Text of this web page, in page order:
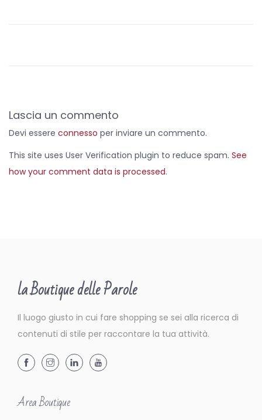
Lascia un commento
Devi essere connesso per inviare un commento.
This site uses User Verification plugin to reduce spam. See
how your comment data is processed.
la Boutique delle Parole
Il luogo giusto in cui fare shopping se sei alla ricerca di
contenuti di stile per raccontare la tua attività.
Area Boutique